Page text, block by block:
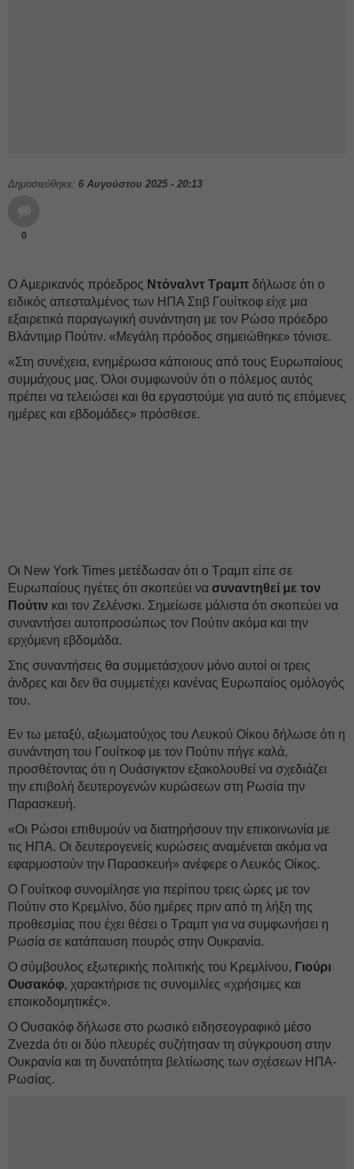
Δημοσιεύθηκε: 6 Αυγούστου 2025 - 20:13
0
Ο Αμερικανός πρόεδρος Ντόναλντ Τραμπ δήλωσε ότι ο
ειδικός απεσταλμένος των ΗΠΑ Στιβ Γουίτκοφ είχε μια
εξαιρετικά παραγωγική συνάντηση με τον Ρώσο πρόεδρο
Βλάντιμιρ Πούτιν. «Μεγάλη πρόοδος σημειώθηκε» τόνισε.
«Στη συνέχεια, ενημέρωσα κάποιους από τους Ευρωπαίους
συμμάχους μας. Όλοι συμφωνούν ότι ο πόλεμος αυτός
πρέπει να τελειώσει και θα εργαστούμε για αυτό τις επόμενες
ημέρες και εβδομάδες» πρόσθεσε.
Οι New York Times μετέδωσαν ότι ο Τραμπ είπε σε
Ευρωπαίους ηγέτες ότι σκοπεύει να συναντηθεί με τον
Πούτιν και τον Ζελένσκι. Σημείωσε μάλιστα ότι σκοπεύει να
συναντήσει αυτοπροσώπως τον Πούτιν ακόμα και την
ερχόμενη εβδομάδα.
Στις συναντήσεις θα συμμετάσχουν μόνο αυτοί οι τρεις
άνδρες και δεν θα συμμετέχει κανένας Ευρωπαίος ομόλογός
του.
Eν τω μεταξύ, αξιωματούχος του Λευκού Οίκου δήλωσε ότι η
συνάντηση του Γουίτκοφ με τον Πούτιν πήγε καλά,
προσθέτοντας ότι η Ουάσιγκτον εξακολουθεί να σχεδιάζει
την επιβολή δευτερογενών κυρώσεων στη Ρωσία την
Παρασκευή.
«Οι Ρώσοι επιθυμούν να διατηρήσουν την επικοινωνία με
τις ΗΠΑ. Οι δευτερογενείς κυρώσεις αναμένεται ακόμα να
εφαρμοστούν την Παρασκευή» ανέφερε ο Λευκός Οίκος.
Ο Γουίτκοφ συνομίλησε για περίπου τρεις ώρες με τον
Πούτιν στο Κρεμλίνο, δύο ημέρες πριν από τη λήξη της
προθεσμίας που έχει θέσει ο Τραμπ για να συμφωνήσει η
Ρωσία σε κατάπαυση πουρός στην Ουκρανία.
Ο σύμβουλος εξωτερικής πολιτικής του Κρεμλίνου, Γιούρι
Ουσακόφ, χαρακτήρισε τις συνομιλίες «χρήσιμες και
εποικοδομητικές».
Ο Ουσακόφ δήλωσε στο ρωσικό ειδησεογραφικό μέσο
Zvezda ότι οι δύο πλευρές συζήτησαν τη σύγκρουση στην
Ουκρανία και τη δυνατότητα βελτίωσης των σχέσεων ΗΠΑ-
Ρωσίας.